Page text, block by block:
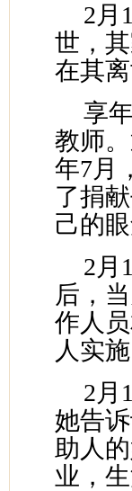
2月
世，
在其
享
教师
年7月
了捐
己的
2月
后，
作人
人实
2月
她告
助人
业，